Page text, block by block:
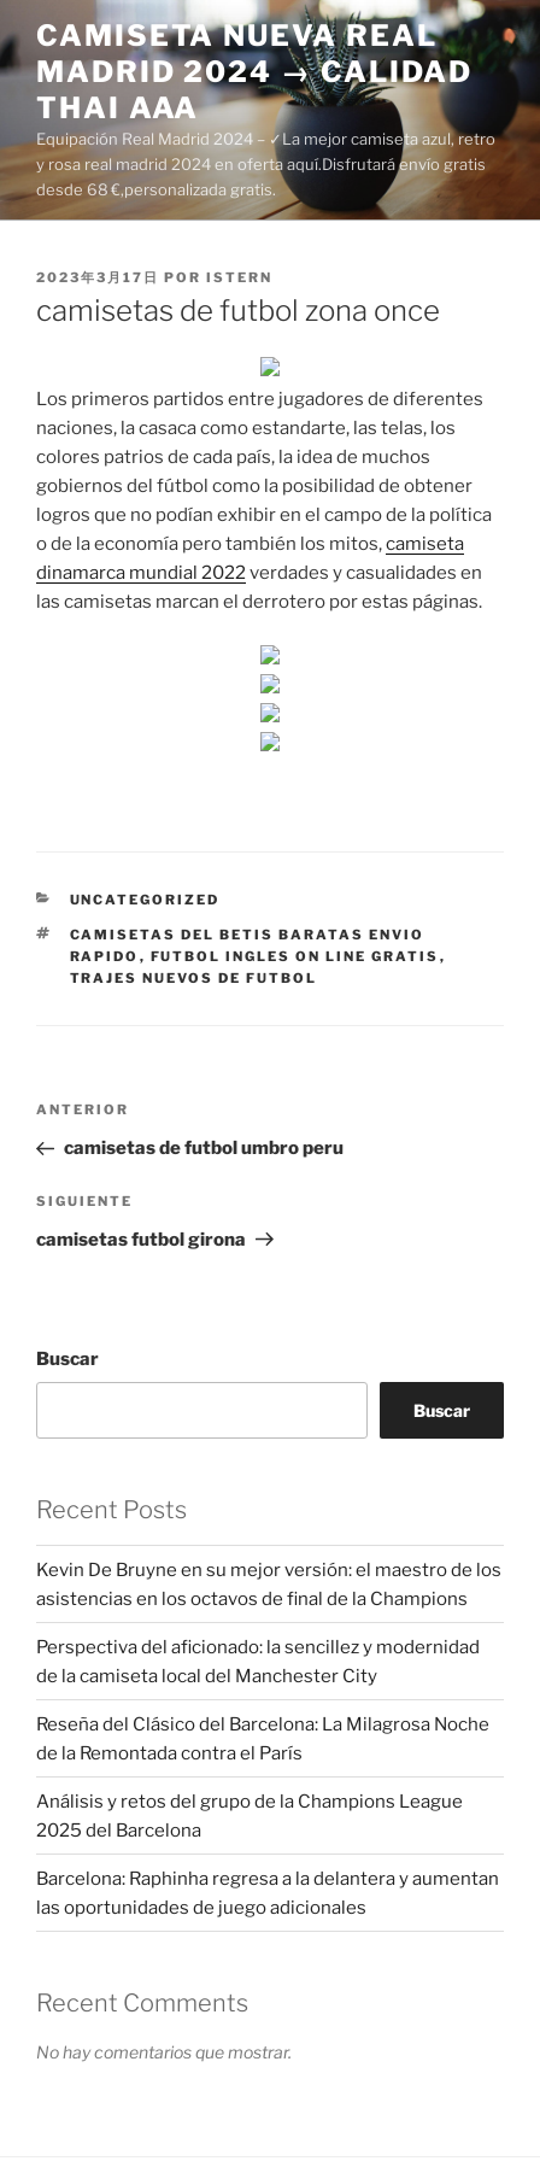
al
contenido
CAMISETA NUEVA REAL
MADRID 2024 → CALIDAD
THAI AAA
Equipación Real Madrid 2024 – ✓La mejor camiseta azul, retro
y rosa real madrid 2024 en oferta aquí.Disfrutará envío gratis
desde 68 €,personalizada gratis.
PUBLICADO
2023年3月17日 POR ISTERN
camisetas de futbol zona once
Los primeros partidos entre jugadores de diferentes
naciones, la casaca como estandarte, las telas, los
colores patrios de cada país, la idea de muchos
gobiernos del fútbol como la posibilidad de obtener
logros que no podían exhibir en el campo de la política
o de la economía pero también los mitos,camiseta
dinamarca mundial 2022verdades y casualidades en
las camisetas marcan el derrotero por estas páginas.
CATEGORÍAS
UNCATEGORIZED
ETIQUETAS
CAMISETAS DEL BETIS BARATAS ENVIO
RAPIDO , FUTBOL INGLES ON LINE GRATIS ,
TRAJES NUEVOS DE FUTBOL
Navegación
entradas
Entrada
anterior:
ANTERIOR
camisetas de futbol umbro peru
Siguiente
entrada
SIGUIENTE
camisetas futbol girona
Buscar
Buscar
Recent Posts
Kevin De Bruyne en su mejor versión: el maestro de los
asistencias en los octavos de final de la Champions
Perspectiva del aficionado: la sencillez y modernidad
de la camiseta local del Manchester City
Reseña del Clásico del Barcelona: La Milagrosa Noche
de la Remontada contra el París
Análisis y retos del grupo de la Champions League
2025 del Barcelona
Barcelona: Raphinha regresa a la delantera y aumentan
las oportunidades de juego adicionales
Recent Comments
No hay comentarios que mostrar.